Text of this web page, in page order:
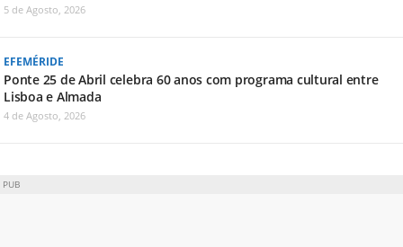
5 de Agosto, 2026
EFEMÉRIDE
Ponte 25 de Abril celebra 60 anos com programa cultural entre
Lisboa e Almada
4 de Agosto, 2026
PUB